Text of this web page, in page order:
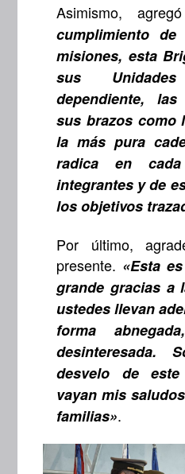
Asimismo,
cumplimiento
misiones, esta
sus
dependiente,
sus brazos como
la más pura
radica en
integrantes y de
los objetivos
Por último,
presente. «Esta
grande gracias a
ustedes llevan
forma
desinteresada.
desvelo de
vayan mis
familias».